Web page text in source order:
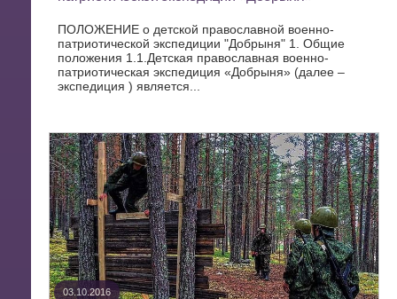
ПОЛОЖЕНИЕ о детской православной военно-
патриотической экспедиции "Добрыня" 1. Общие
положения 1.1.Детская православная военно-
патриотическая экспедиция «Добрыня» (далее –
экспедиция ) является...
03.10.2016